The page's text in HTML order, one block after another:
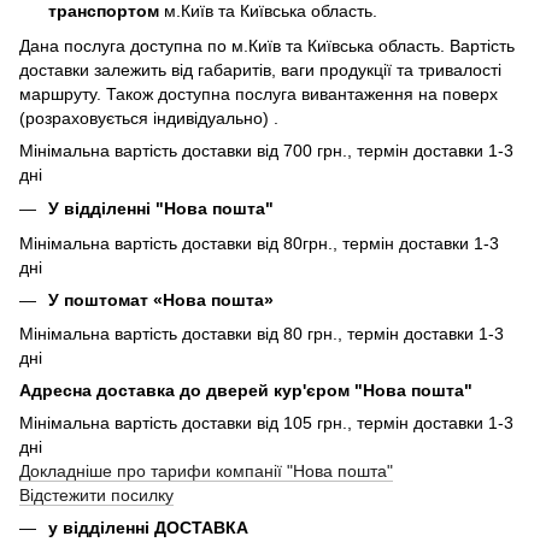
транспортом м.Київ та Київська область.
Дана послуга доступна по м.Київ та Київська область. Вартість
доставки залежить від габаритів, ваги продукції та тривалості
маршруту. Також доступна послуга вивантаження на поверх
(розраховується індивідуально) .
Мінімальна вартість доставки від 700 грн., термін доставки 1-3
дні
У відділенні "Нова пошта"
Мінімальна вартість доставки від 80грн., термін доставки 1-3
дні
У поштомат «Нова пошта»
Мінімальна вартість доставки від 80 грн., термін доставки 1-3
дні
Адресна доставка до дверей кур'єром "Нова пошта"
Мінімальна вартість доставки від 105 грн., термін доставки 1-3
дні
Докладніше про тарифи компанії "Нова пошта"
Відстежити посилку
у відділенні ДОСТАВКА